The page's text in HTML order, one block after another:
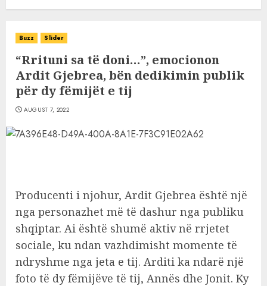
Buzz Slider
“Rrituni sa të doni…”, emocionon
Ardit Gjebrea, bën dedikimin publik
për dy fëmijët e tij
AUGUST 7, 2022
Producenti i njohur, Ardit Gjebrea është një
nga personazhet më të dashur nga publiku
shqiptar. Ai është shumë aktiv në rrjetet
sociale, ku ndan vazhdimisht momente të
ndryshme nga jeta e tij. Arditi ka ndarë një
foto të dy fëmijëve të tij, Annës dhe Jonit. Ky